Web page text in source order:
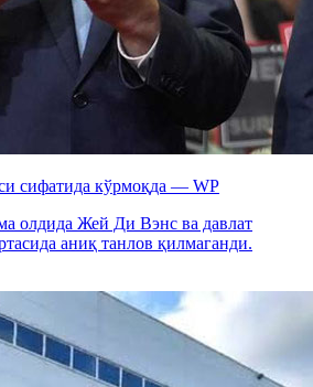
сифатида кўрмоқда — WP
олдида Жей Ди Вэнс ва давлат
аниқ танлов қилмаганди.